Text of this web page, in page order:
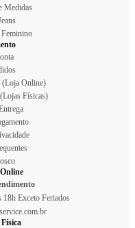
Medidas
Feminino
(Loja Online)
Físicas)
18h Exceto Feriados